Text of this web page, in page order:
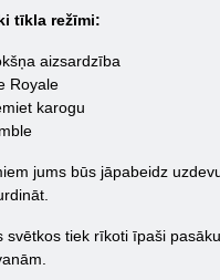
tīkla režīmi:
aizsardzība
Royale
karogu
jums būs jāpabeidz
svētkos tiek rīkoti īpaši